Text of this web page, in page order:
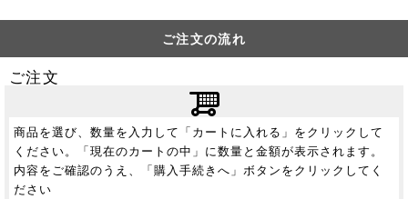
ご注文の流れ
ご注文
商品を選び、数量を入力して「カートに入れる」をクリックして
ください。「現在のカートの中」に数量と金額が表示されます。
内容をご確認のうえ、「購入手続きへ」ボタンをクリックしてく
ださい